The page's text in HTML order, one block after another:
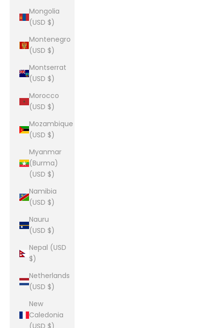
Mongolia
(USD $)
Montenegro
(USD $)
Montserrat
(USD $)
Morocco
(USD $)
Mozambique
(USD $)
Myanmar
(Burma)
(USD $)
Namibia
(USD $)
Nauru
(USD $)
Nepal (USD
$)
Netherlands
(USD $)
New
Caledonia